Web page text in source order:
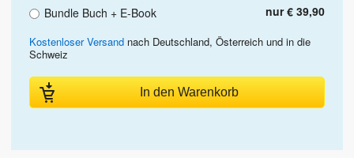
Bundle Buch + E-Book
nur € 39,90
Kostenloser Versand nach Deutschland, Österreich und in die
Schweiz
In den Warenkorb